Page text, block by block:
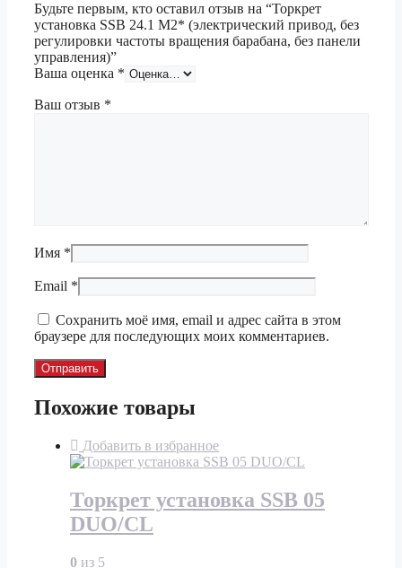
Будьте первым, кто оставил отзыв на “Торкрет
установка SSB 24.1 M2* (электрический привод, без
регулировки частоты вращения барабана, без панели
управления)”
Ваша оценка *
Ваш отзыв *
Имя *
Email *
Сохранить моё имя, email и адрес сайта в этом
браузере для последующих моих комментариев.
Похожие товары
Добавить в избранное
Торкрет установка SSB 05
DUO/CL
0 из 5